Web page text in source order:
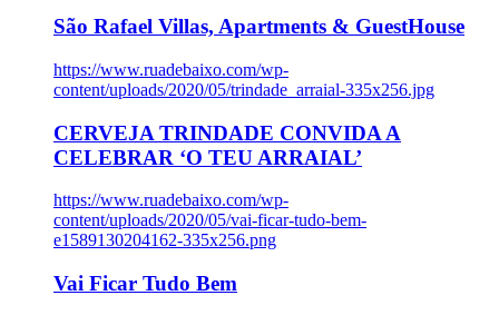
São Rafael Villas, Apartments & GuestHouse
https://www.ruadebaixo.com/wp-
content/uploads/2020/05/trindade_arraial-335x256.jpg
CERVEJA TRINDADE CONVIDA A
CELEBRAR ‘O TEU ARRAIAL’
https://www.ruadebaixo.com/wp-
content/uploads/2020/05/vai-ficar-tudo-bem-
e1589130204162-335x256.png
Vai Ficar Tudo Bem